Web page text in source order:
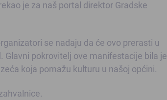
je za naš portal direktor Gradske
se nadaju da će ovo prerasti u
pokrovitelj ove manifestacije bila je
koja pomažu kulturu u našoj općini.